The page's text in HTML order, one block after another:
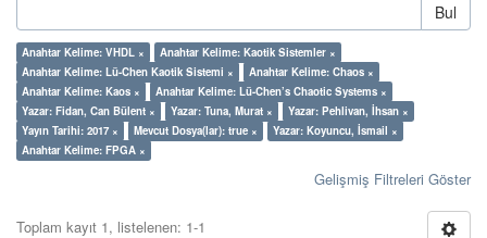
Bul
Anahtar Kelime: VHDL ×
Anahtar Kelime: Kaotik Sistemler ×
Anahtar Kelime: Lü-Chen Kaotik Sistemi ×
Anahtar Kelime: Chaos ×
Anahtar Kelime: Kaos ×
Anahtar Kelime: Lü-Chen’s Chaotic Systems ×
Yazar: Fidan, Can Bülent ×
Yazar: Tuna, Murat ×
Yazar: Pehlivan, İhsan ×
Yayın Tarihi: 2017 ×
Mevcut Dosya(lar): true ×
Yazar: Koyuncu, İsmail ×
Anahtar Kelime: FPGA ×
Gelişmiş Filtreleri Göster
Toplam kayıt 1, listelenen: 1-1